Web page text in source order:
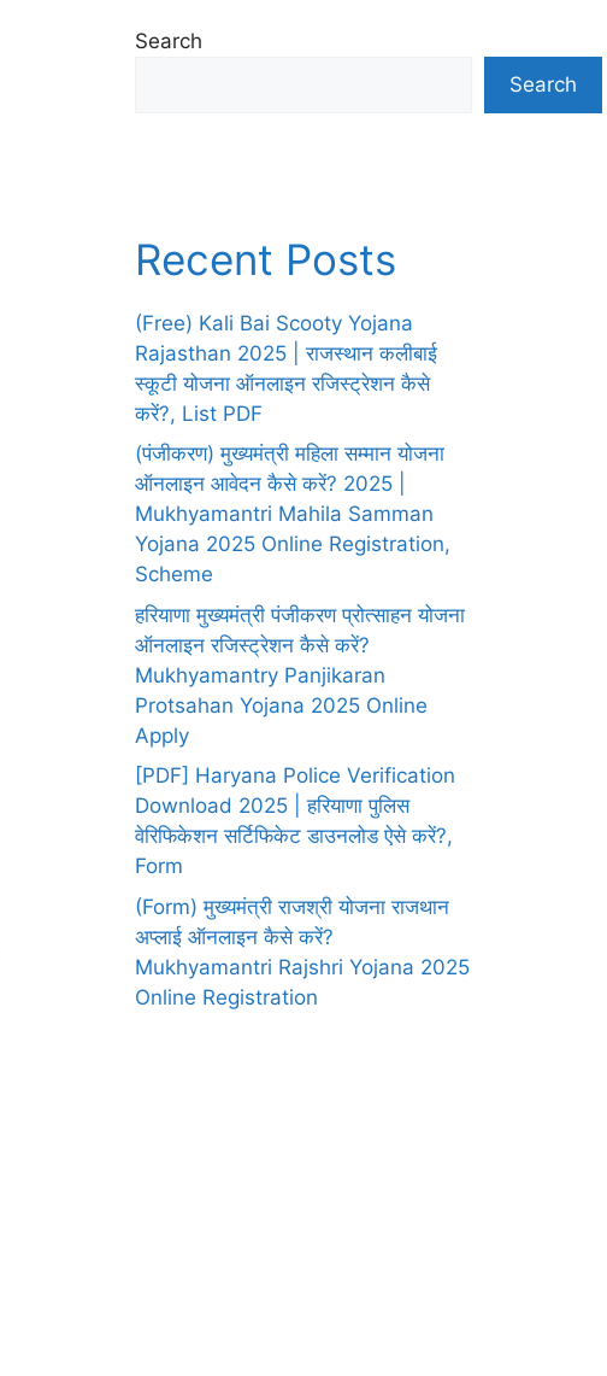
Search
Search
Recent Posts
(Free) Kali Bai Scooty Yojana
Rajasthan 2025 | राजस्थान कलीबाई
स्कूटी योजना ऑनलाइन रजिस्ट्रेशन कैसे
करें?, List PDF
(पंजीकरण) मुख्यमंत्री महिला सम्मान योजना
ऑनलाइन आवेदन कैसे करें? 2025 |
Mukhyamantri Mahila Samman
Yojana 2025 Online Registration,
Scheme
हरियाणा मुख्यमंत्री पंजीकरण प्रोत्साहन योजना
ऑनलाइन रजिस्ट्रेशन कैसे करें?
Mukhyamantry Panjikaran
Protsahan Yojana 2025 Online
Apply
[PDF] Haryana Police Verification
Download 2025 | हरियाणा पुलिस
वेरिफिकेशन सर्टिफिकेट डाउनलोड ऐसे करें?,
Form
(Form) मुख्यमंत्री राजश्री योजना राजथान
अप्लाई ऑनलाइन कैसे करें?
Mukhyamantri Rajshri Yojana 2025
Online Registration